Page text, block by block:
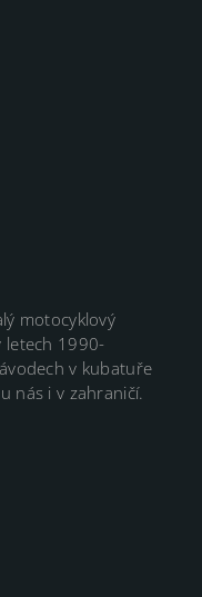
motocyklový
letech 1990-
v kubatuře
nás i v zahraničí.